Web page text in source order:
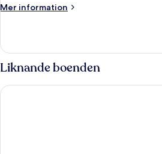
Mer information
Mer
Liknande boenden
Rixos Premium Belek - The Land of